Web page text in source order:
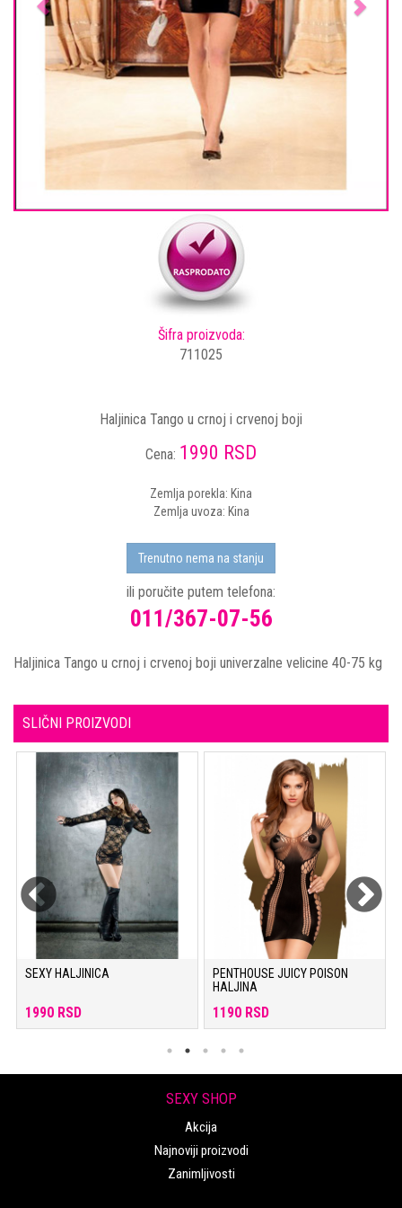
Šifra proizvoda:
711025
Haljinica Tango u crnoj i crvenoj boji
Cena: 1990 RSD
Zemlja porekla: Kina
Zemlja uvoza: Kina
Trenutno nema na stanju
ili poručite putem telefona:
011/367-07-56
Haljinica Tango u crnoj i crvenoj boji univerzalne velicine 40-75 kg
SLIČNI PROIZVODI
SEXY HALJINICA
1990 RSD
PENTHOUSE JUICY POISON
HALJINA
1190 RSD
SEXY SHOP
Akcija
Najnoviji proizvodi
Zanimljivosti